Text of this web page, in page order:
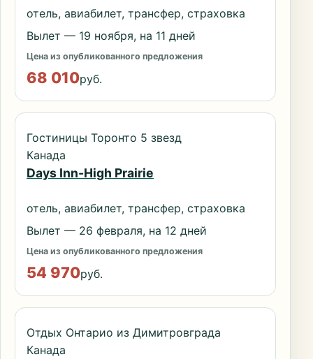
отель, авиабилет, трансфер, страховка
Вылет — 19 ноября, на 11 дней
Цена из опубликованного предложения
68 010руб.
Гостиницы Торонто 5 звезд
Канада
Days Inn-High Prairie
отель, авиабилет, трансфер, страховка
Вылет — 26 февраля, на 12 дней
Цена из опубликованного предложения
54 970руб.
Отдых Онтарио из Димитровграда
Канада